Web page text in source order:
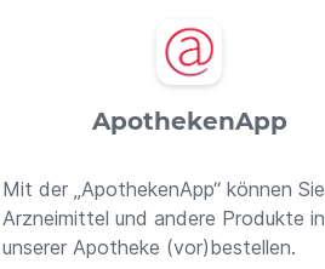
ApothekenApp
Mit der „ApothekenApp“ können Sie
Arzneimittel und andere Produkte in
unserer Apotheke (vor)bestellen.